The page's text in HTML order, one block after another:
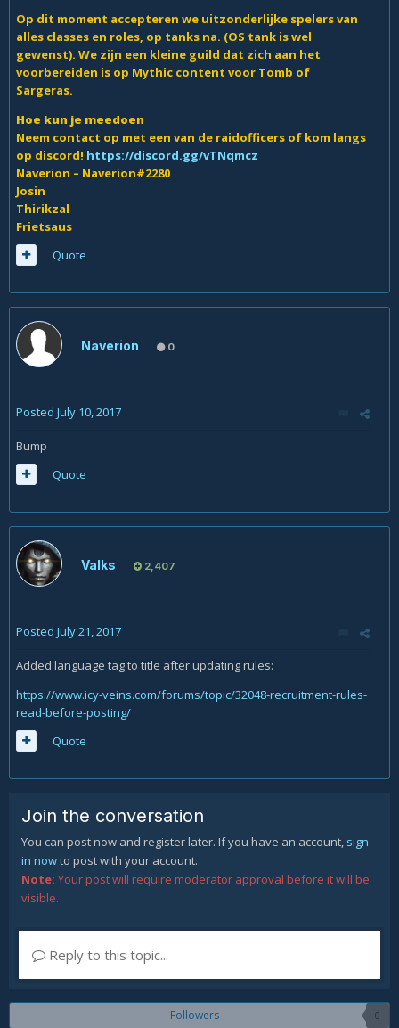
Op dit moment accepteren we uitzonderlijke spelers van
alles classes en roles, op tanks na. (OS tank is wel
gewenst). We zijn een kleine guild dat zich aan het
voorbereiden is op Mythic content voor Tomb of
Sargeras.
Hoe kun je meedoen
Neem contact op met een van de raidofficers of kom langs
op discord! https://discord.gg/vTNqmcz
Naverion – Naverion#2280
Josin
Thirikzal
Frietsaus
Quote
Naverion 0
Posted July 10, 2017
Bump
Quote
Valks 2,407
Posted July 21, 2017
Added language tag to title after updating rules:
https://www.icy-veins.com/forums/topic/32048-recruitment-rules-
read-before-posting/
Quote
Join the conversation
You can post now and register later. If you have an account, sign
in nowto post with your account.
Note: Your post will require moderator approval before it will be
visible.
Reply to this topic...
Followers 0